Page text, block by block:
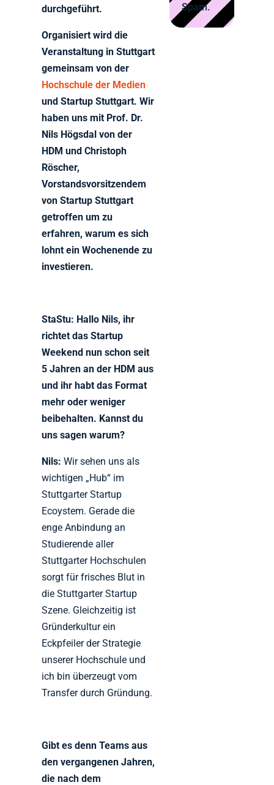
durchgeführt.
Organisiert wird die
Veranstaltung in Stuttgart
gemeinsam von der
Hochschule der Medien
und Startup Stuttgart. Wir
haben uns mit Prof. Dr.
Nils Högsdal von der
HDM und Christoph
Röscher,
Vorstandsvorsitzendem
von Startup Stuttgart
getroffen um zu
erfahren, warum es sich
lohnt ein Wochenende zu
investieren.
StaStu: Hallo Nils, ihr
richtet das Startup
Weekend nun schon seit
5 Jahren an der HDM aus
und ihr habt das Format
mehr oder weniger
beibehalten. Kannst du
uns sagen warum?
Nils: Wir sehen uns als
wichtigen „Hub“ im
Stuttgarter Startup
Ecoystem. Gerade die
enge Anbindung an
Studierende aller
Stuttgarter Hochschulen
sorgt für frisches Blut in
die Stuttgarter Startup
Szene. Gleichzeitig ist
Gründerkultur ein
Eckpfeiler der Strategie
unserer Hochschule und
ich bin überzeugt vom
Transfer durch Gründung.
Gibt es denn Teams aus
den vergangenen Jahren,
die nach dem
Spam.